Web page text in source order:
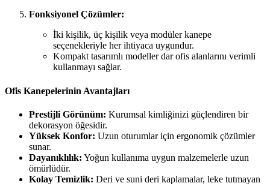
Fonksiyonel Çözümler:
İki kişilik, üç kişilik veya modüler kanepe
seçenekleriyle her ihtiyaca uygundur.
Kompakt tasarımlı modeller dar ofis alanlarını verimli
kullanmayı sağlar.
Ofis Kanepelerinin Avantajları
Prestijli Görünüm: Kurumsal kimliğinizi güçlendiren bir
dekorasyon öğesidir.
Yüksek Konfor: Uzun oturumlar için ergonomik çözümler
sunar.
Dayanıklılık: Yoğun kullanıma uygun malzemelerle uzun
ömürlüdür.
Kolay Temizlik: Deri ve suni deri kaplamalar, leke tutmayan